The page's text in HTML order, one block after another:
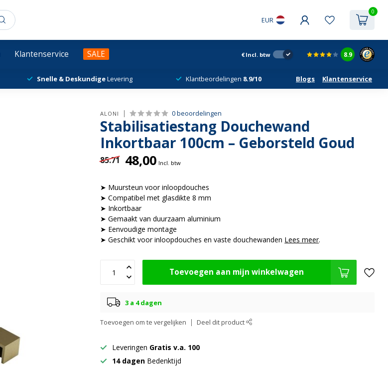
EUR
0
Klantenservice SALE € Incl. btw 8.9
Snelle & DeskundigeLevering Klantbeordelingen 8.9/10 Blogs Klantenservice
ALONI 0 beoordelingen
Stabilisatiestang Douchewand
Inkortbaar 100cm – Geborsteld Goud
85.71 48,00 Incl. btw
➤ Muursteun voor inloopdouches
➤ Compatibel met glasdikte 8 mm
➤ Inkortbaar
➤ Gemaakt van duurzaam aluminium
➤ Eenvoudige montage
➤ Geschikt voor inloopdouches en vaste douchewanden Lees meer.
Toevoegen aan mijn winkelwagen
3 a 4 dagen
Toevoegen om te vergelijken Deel dit product
Leveringen Gratis v.a. 100
14 dagen Bedenktijd